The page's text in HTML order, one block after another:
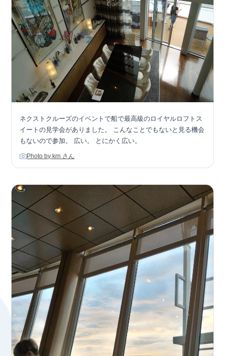
ネクストクルーズのイベントで船で最高級のロイヤルロフトス
イートの見学会がありました。 こんなことでもないと見る機会
もないので参加。 広い。 とにかく広い。
Photo by krn さん